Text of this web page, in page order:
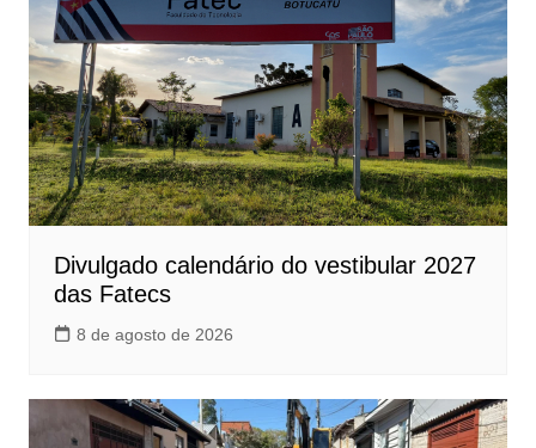
Divulgado calendário do vestibular 2027
das Fatecs
8 de agosto de 2026